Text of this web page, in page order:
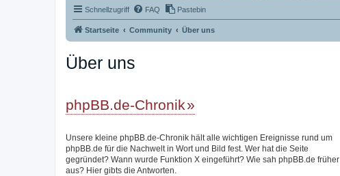
Schnellzugriff FAQ Pastebin
Startseite Community Über uns
Über uns
phpBB.de-Chronik
Unsere kleine phpBB.de-Chronik hält alle wichtigen Ereignisse rund um
phpBB.de für die Nachwelt in Wort und Bild fest. Wer hat die Seite
gegründet? Wann wurde Funktion X eingeführt? Wie sah phpBB.de früher
aus? Hier gibts die Antworten.